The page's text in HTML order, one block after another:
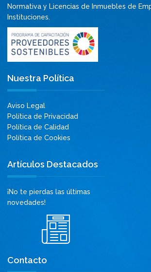
Normativa y Licencias de Inmuebles de
Instituciones.
Nuestra Política
Aviso Legal
Política de Privacidad
Política de Calidad
Política de Cookies
Artículos Destacados
¡No te pierdas las últimas
novedades!
Contacto